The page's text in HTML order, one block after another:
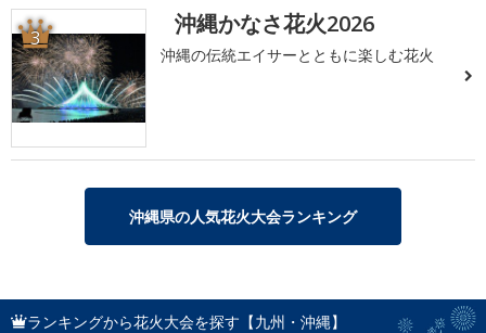
3 沖縄かなさ花火2026
沖縄の伝統エイサーとともに楽しむ花火
沖縄県の人気花火大会ランキング
ランキングから花火大会を探す【九州・沖縄】